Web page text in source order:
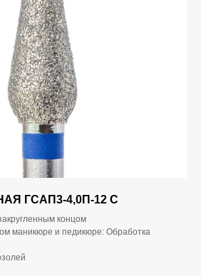
ГСАП3-4,0П-12 С
концом
маникюре и педикюре: Обработка